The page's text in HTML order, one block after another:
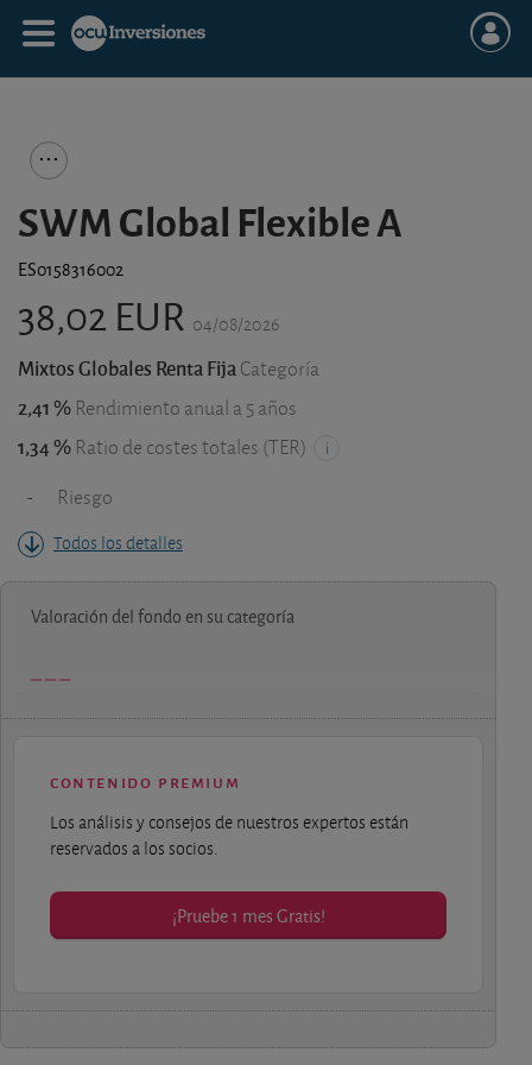
SWM Global Flexible A
ES0158316002
38,02 EUR 04/08/2026
Mixtos Globales Renta FijaCategoría
2,41 % Rendimiento anual a 5 años
1,34 % Ratio de costes totales (TER)
- Riesgo
Todos los detalles
Valoración del fondo en su categoría
contenido premium
Los análisis y consejos de nuestros expertos están
reservados a los socios.
¡Pruebe 1 mes Gratis!